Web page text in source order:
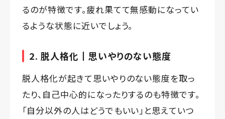
るのが特徴です。疲れ果てて無感動になってい
るような状態に近いでしょう。
2. 脱人格化┃思いやりのない態度
脱人格化が起きて思いやりのない態度を取っ
たり、自己中心的になったりするのも特徴です。
「自分以外の人はどうでもいい」と思えていつ